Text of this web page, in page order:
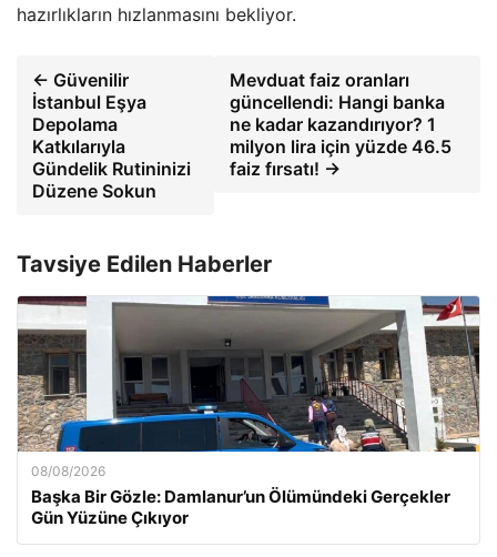
hazırlıkların hızlanmasını bekliyor.
← Güvenilir
İstanbul Eşya
Depolama
Katkılarıyla
Gündelik Rutininizi
Düzene Sokun
Mevduat faiz oranları
güncellendi: Hangi banka
ne kadar kazandırıyor? 1
milyon lira için yüzde 46.5
faiz fırsatı! →
Tavsiye Edilen Haberler
08/08/2026
Başka Bir Gözle: Damlanur’un Ölümündeki Gerçekler
Gün Yüzüne Çıkıyor